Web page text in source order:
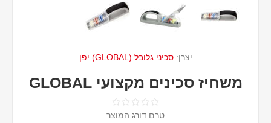
יצרן: סכיני גלובל (GLOBAL) יפן
משחיז סכינים מקצועי GLOBAL
טרם דורג המוצר